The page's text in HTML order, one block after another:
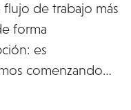
de trabajo más
forma
es
comenzando…